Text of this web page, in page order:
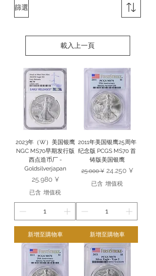
篩選
載入上一頁
2023年（W）美国银鹰
NGC MS70早期发行版
西点造币厂 -
Goldsilverjapan
價格
25.980 ¥
已含 增值税
新增至購物車
2011年美国银鹰25周年
纪念版 PCGS MS70 首
铸版美国银鹰
一般價格
25.000 ¥ 促銷價格
24.250 ¥
已含 增值税
新增至購物車